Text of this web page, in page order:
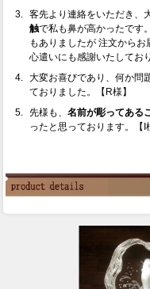
客先より連絡をいただき、
触で私も鼻が高かったです
もありましたが 注文から
心遣いにも感謝いたしてお
大変お喜びであり、何か問
ておりました。【R様】
先様も、 名前が彫ってある
ったと思っております。【I